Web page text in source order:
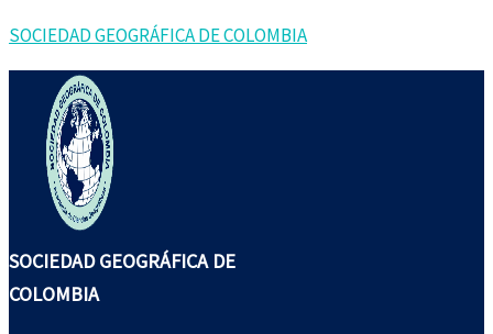
al
contenido
SOCIEDAD GEOGRÁFICA DE COLOMBIA
SOCIEDAD GEOGRÁFICA DE
COLOMBIA
por: